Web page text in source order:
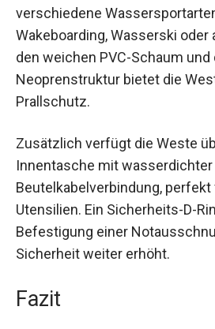
verschiedene
Wakeboarding, Wasserski oder
den weichen PVC-Schaum und
Neoprenstruktur bietet die
Prallschutz.
Zusätzlich verfügt die Weste
Innentasche mit wasserdichter
Beutelkabelverbindung, perfekt
Utensilien. Ein Sicherheits-D-
Befestigung einer
Sicherheit weiter erhöht.
Fazit